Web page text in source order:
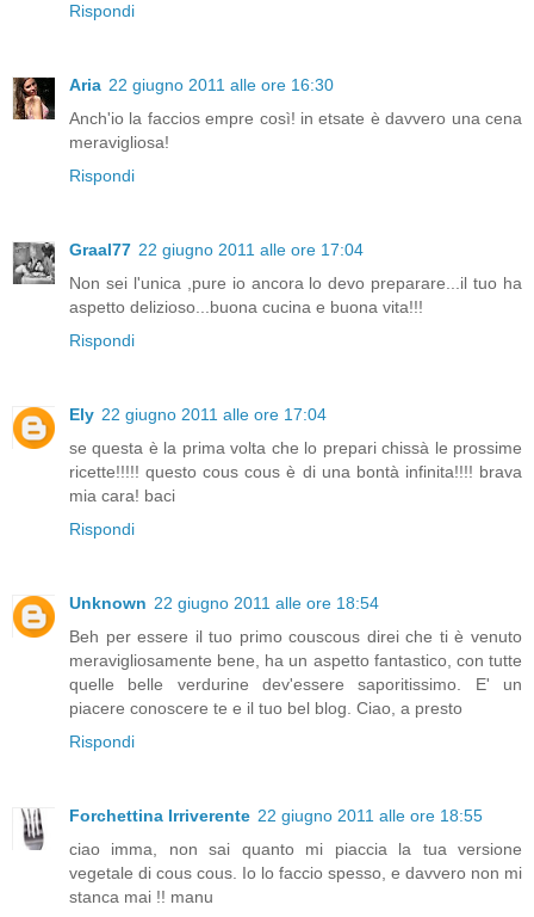
Rispondi
Aria 22 giugno 2011 alle ore 16:30
Anch'io la faccios empre così! in etsate è davvero una cena
meravigliosa!
Rispondi
Graal77 22 giugno 2011 alle ore 17:04
Non sei l'unica ,pure io ancora lo devo preparare...il tuo ha
aspetto delizioso...buona cucina e buona vita!!!
Rispondi
Ely 22 giugno 2011 alle ore 17:04
se questa è la prima volta che lo prepari chissà le prossime
ricette!!!!! questo cous cous è di una bontà infinita!!!! brava
mia cara! baci
Rispondi
Unknown 22 giugno 2011 alle ore 18:54
Beh per essere il tuo primo couscous direi che ti è venuto
meravigliosamente bene, ha un aspetto fantastico, con tutte
quelle belle verdurine dev'essere saporitissimo. E' un
piacere conoscere te e il tuo bel blog. Ciao, a presto
Rispondi
Forchettina Irriverente 22 giugno 2011 alle ore 18:55
ciao imma, non sai quanto mi piaccia la tua versione
vegetale di cous cous. Io lo faccio spesso, e davvero non mi
stanca mai !! manu